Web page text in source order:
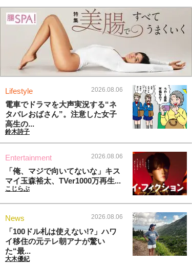
Lifestyle 2026.08.06
電車でドラマを大声実況する“ネ
タバレおばさん”。注意した女子
高生の...
鈴木詩子
Entertainment 2026.08.06
「俺、マジで向いてないな」キス
マイ玉森裕太、TVer1000万再生...
こじらぶ
News 2026.08.06
「100ドル札は使えない!?」ハワ
イ移住の元テレ朝アナが驚い
た“最...
大木優紀